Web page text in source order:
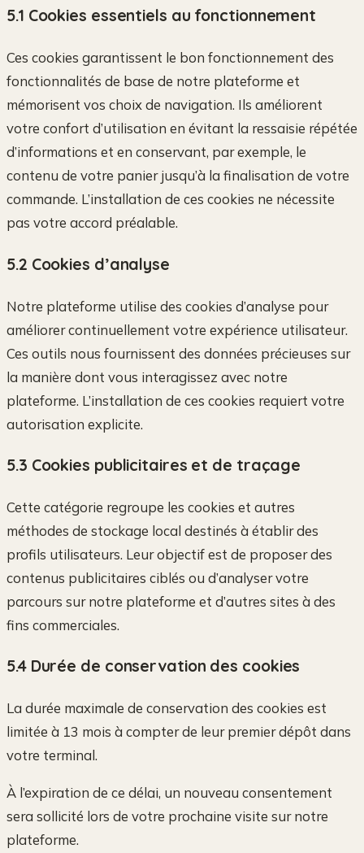
5.1 Cookies essentiels au fonctionnement
Ces cookies garantissent le bon fonctionnement des
fonctionnalités de base de notre plateforme et
mémorisent vos choix de navigation. Ils améliorent
votre confort d’utilisation en évitant la ressaisie répétée
d’informations et en conservant, par exemple, le
contenu de votre panier jusqu’à la finalisation de votre
commande. L’installation de ces cookies ne nécessite
pas votre accord préalable.
5.2 Cookies d’analyse
Notre plateforme utilise des cookies d’analyse pour
améliorer continuellement votre expérience utilisateur.
Ces outils nous fournissent des données précieuses sur
la manière dont vous interagissez avec notre
plateforme. L’installation de ces cookies requiert votre
autorisation explicite.
5.3 Cookies publicitaires et de traçage
Cette catégorie regroupe les cookies et autres
méthodes de stockage local destinés à établir des
profils utilisateurs. Leur objectif est de proposer des
contenus publicitaires ciblés ou d’analyser votre
parcours sur notre plateforme et d’autres sites à des
fins commerciales.
5.4 Durée de conservation des cookies
La durée maximale de conservation des cookies est
limitée à 13 mois à compter de leur premier dépôt dans
votre terminal.
À l’expiration de ce délai, un nouveau consentement
sera sollicité lors de votre prochaine visite sur notre
plateforme.